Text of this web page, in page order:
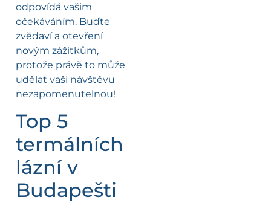
odpovídá vašim
očekáváním. Buďte
zvědaví a otevření
novým zážitkům,
protože právě to může
udělat vaši návštěvu
nezapomenutelnou!
Top 5
termálních
lázní v
Budapešti